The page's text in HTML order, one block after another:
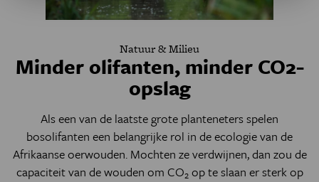
Natuur & Milieu
Minder olifanten, minder CO2-
opslag
Als een van de laatste grote planteneters spelen
bosolifanten een belangrijke rol in de ecologie van de
Afrikaanse oerwouden. Mochten ze verdwijnen, dan zou de
capaciteit van de wouden om CO2op te slaan er sterk op